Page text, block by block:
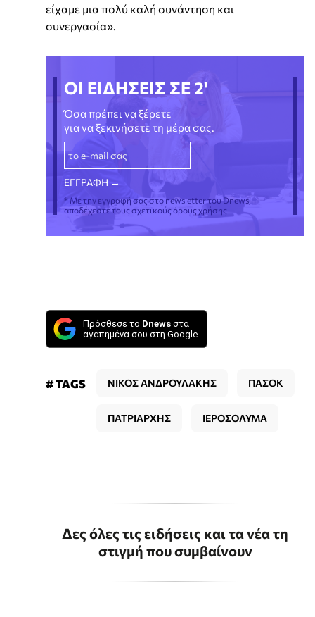
είχαμε μια πολύ καλή συνάντηση και
συνεργασία».
ΟΙ ΕΙΔΗΣΕΙΣ ΣΕ 2'
Όσα πρέπει να ξέρετε
για να ξεκινήσετε τη μέρα σας.
* Με την εγγραφή σας στο newsletter του Dnews,
αποδέχεστε τους σχετικούς όρους χρήσης
Πρόσθεσε το Dnews στα
αγαπημένα σου στη Google
# TAGS ΝΙΚΟΣ ΑΝΔΡΟΥΛΑΚΗΣ ΠΑΣΟΚ
ΠΑΤΡΙΑΡΧΗΣ ΙΕΡΟΣΟΛΥΜΑ
Δες όλες τις ειδήσεις και τα νέα τη
στιγμή που συμβαίνουν